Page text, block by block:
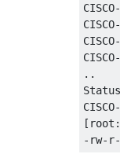
..